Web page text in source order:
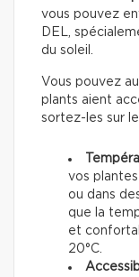
vous pouvez
DEL,
du soleil.
Vous pouvez
plants aient
sortez-les sur
vos
ou dans
que la
et
20°C.